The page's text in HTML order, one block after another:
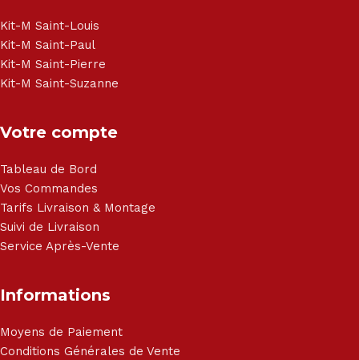
Haier, Sony, Cecotec, Westpoint, Dyson.
Kit-M Saint-Louis
Kit-M Saint-Paul
Kit-M Saint-Pierre
Kit-M Saint-Suzanne
Votre compte
Tableau de Bord
Vos Commandes
Tarifs Livraison & Montage
Suivi de Livraison
Service Après-Vente
Informations
Moyens de Paiement
Conditions Générales de Vente